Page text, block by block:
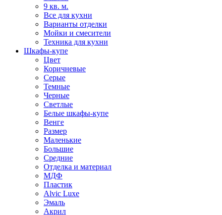
9 кв. м.
Все для кухни
Варианты отделки
Мойки и смесители
Техника для кухни
Шкафы-купе
Цвет
Коричневые
Серые
Темные
Черные
Светлые
Белые шкафы-купе
Венге
Размер
Маленькие
Большие
Средние
Отделка и материал
МДФ
Пластик
Alvic Luxe
Эмаль
Акрил